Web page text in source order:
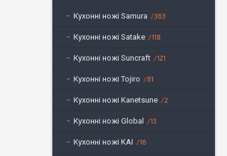
Кухонні ножі Samura 363
Кухонні ножі Satake 118
Кухонні ножі Suncraft 121
Кухонні ножі Tojiro 81
Кухонні ножі Kanetsune 2
Кухонні ножі Global 13
Кухонні ножі KAI 16